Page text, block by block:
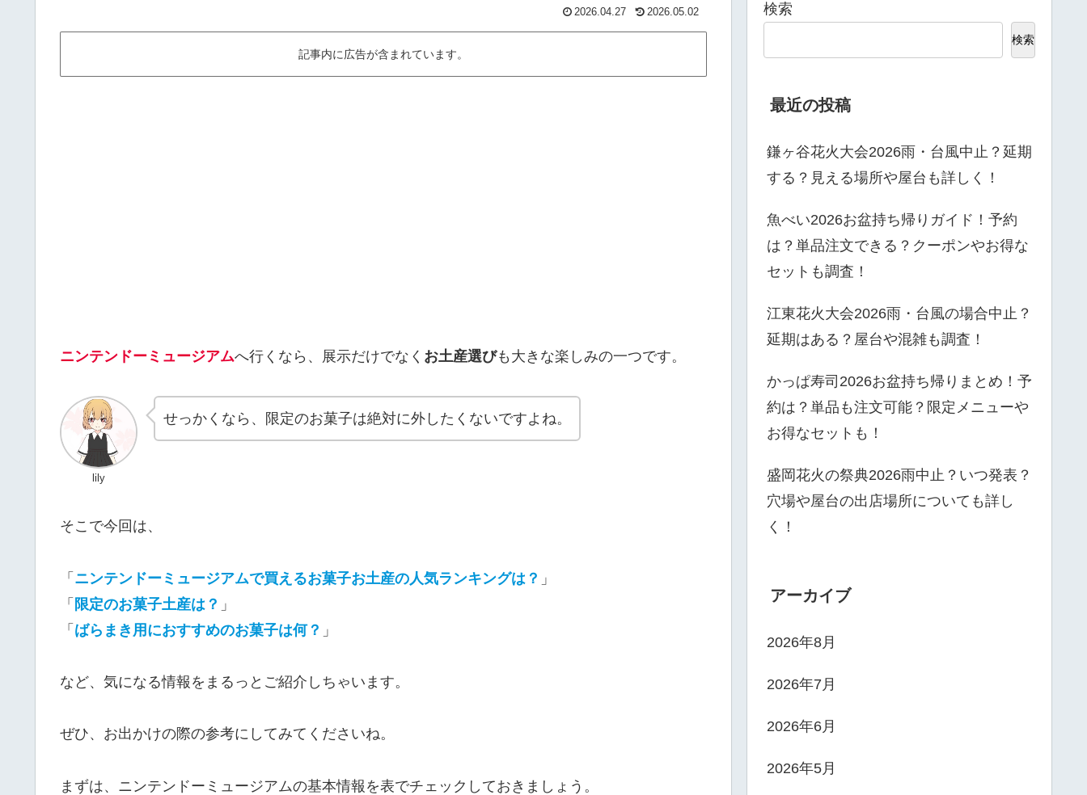
2026.04.27 2026.05.02
記事内に広告が含まれています。
ニンテンドーミュージアムへ行くなら、展示だけでなく お土産選びも大きな楽しみの一つです。
lily
せっかくなら、限定のお菓子は絶対に外したくないですよね。
そこで今回は、
「 ニンテンドーミュージアムで買えるお菓子お土産の人気ランキングは？ 」
「 限定のお菓子土産は？ 」
「 ばらまき用におすすめのお菓子は何？ 」
など、気になる情報をまるっとご紹介しちゃいます。
ぜひ、お出かけの際の参考にしてみてくださいね。
まずは、ニンテンドーミュージアムの基本情報を表でチェックしておきましょう。
検索
検索
最近の投稿
鎌ヶ谷花火大会2026雨・台風中止？延期
する？見える場所や屋台も詳しく！
魚べい2026お盆持ち帰りガイド！予約
は？単品注文できる？クーポンやお得な
セットも調査！
江東花火大会2026雨・台風の場合中止？
延期はある？屋台や混雑も調査！
かっぱ寿司2026お盆持ち帰りまとめ！予
約は？単品も注文可能？限定メニューや
お得なセットも！
盛岡花火の祭典2026雨中止？いつ発表？
穴場や屋台の出店場所についても詳し
く！
アーカイブ
2026年8月
2026年7月
2026年6月
2026年5月